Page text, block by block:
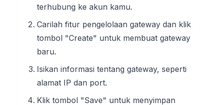
terhubung ke akun kamu.
Carilah fitur pengelolaan gateway dan klik
tombol "Create" untuk membuat gateway
baru.
Isikan informasi tentang gateway, seperti
alamat IP dan port.
Klik tombol "Save" untuk menyimpan